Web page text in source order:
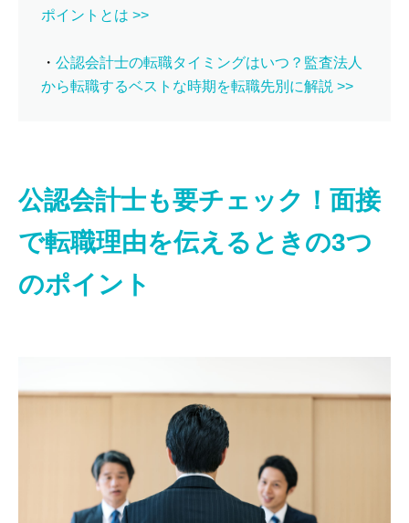
ポイントとは >>
・公認会計士の転職タイミングはいつ？監査法人
から転職するベストな時期を転職先別に解説 >>
公認会計士も要チェック！面接
で転職理由を伝えるときの3つ
のポイント